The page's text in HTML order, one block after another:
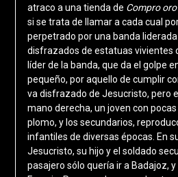
atraco a una tienda de Compro oro
si se trata de llamar a cada cual
perpetrado por una banda
disfrazados de estatuas vivientes
líder de la banda, que da el golpe
pequeño, por aquello de cumplir
va disfrazado de Jesucristo, pero
mano derecha, un joven con
plomo, y los secundarios,
infantiles de diversas épocas. En
Jesucristo, su hijo y el soldado
pasajero sólo quería ir a Badajoz,